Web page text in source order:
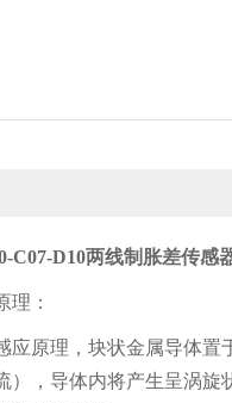
C07-D10两线制胀差传感
理：
应原理，块状金属导体
），导体内将产生呈涡